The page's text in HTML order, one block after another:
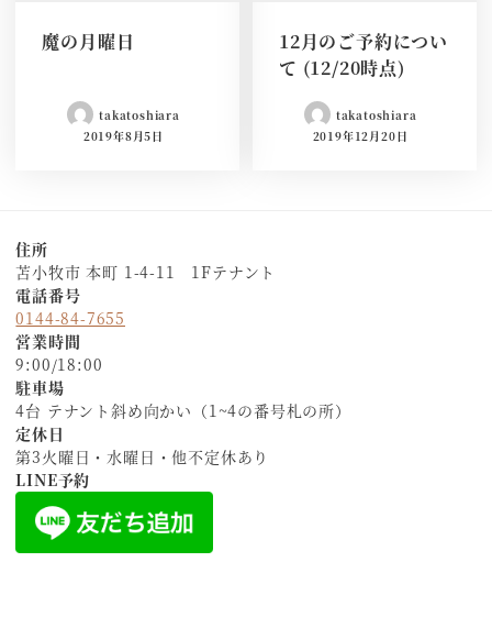
魔の月曜日
takatoshiara
2019年8月5日
12月のご予約につい
て (12/20時点)
takatoshiara
2019年12月20日
住所
苫小牧市 本町 1-4-11 1Fテナント
電話番号
0144-84-7655
営業時間
9:00/18:00
駐車場
4台 テナント斜め向かい（1~4の番号札の所）
定休日
第3火曜日・水曜日・他不定休あり
LINE予約